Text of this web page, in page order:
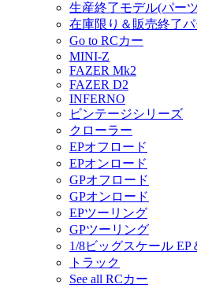
生産終了モデル(パー
在庫限り＆販売終了
Go to RCカー
MINI-Z
FAZER Mk2
FAZER D2
INFERNO
ビンテージシリーズ
クローラー
EPオフロード
EPオンロード
GPオフロード
GPオンロード
EPツーリング
GPツーリング
1/8ビッグスケール
トラック
See all RCカー